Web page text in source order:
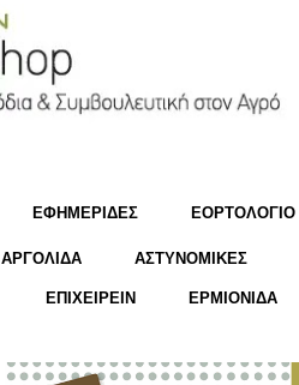
ΕΦΗΜΕΡΙΔΕΣ ΕΟΡΤΟΛΟΓΙΟ
ΑΡΓΟΛΙΔΑ ΑΣΤΥΝΟΜΙΚΕΣ
ΕΠΙΧΕΙΡΕΙΝ ΕΡΜΙΟΝΙΔΑ